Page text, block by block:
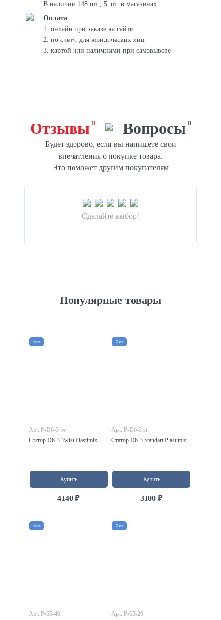
В наличии 148 шт., 5 шт. в магазинах
Оплата
1. онлайн при заказе на сайте
2. по счету, для юридических лиц
3. картой или наличными при самовывозе
Отзывы 0 Вопросы 0
Будет здорово, если вы напишете свои
впечатления о покупке товара.
Это поможет другим покупателям
Сделайте выбор!
Популярные товары
Хит
Арт. P-D6-3 tw
Статор D6-3 Twist Plastimix
Купить
4140 ₽
Хит
Арт. P-D6-3 st
Статор D6-3 Standart Plastimix
Купить
3100 ₽
Хит
Арт. P-65-40
Хит
Арт. P-65-20